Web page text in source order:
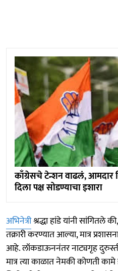
काँग्रेसचे टेन्शन वाढलं, आमदार
दिला पक्ष सोडण्याचा इशारा
अभिनेत्रीश्रद्धा हांडे यांनी सांगितले
तक्रारी करण्यात आल्या, मात्र
आहे. लॉकडाऊननंतर नाट्यगृह
मात्र त्या काळात नेमकी कोणती